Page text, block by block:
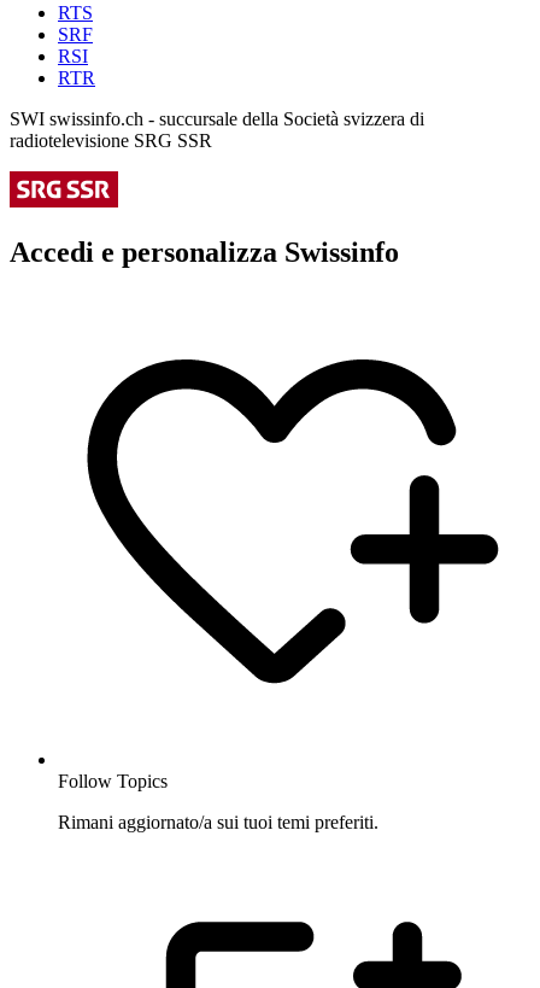
RTS
SRF
RSI
RTR
SWI swissinfo.ch - succursale della Società svizzera di
radiotelevisione SRG SSR
Accedi e personalizza Swissinfo
Follow Topics
Rimani aggiornato/a sui tuoi temi preferiti.